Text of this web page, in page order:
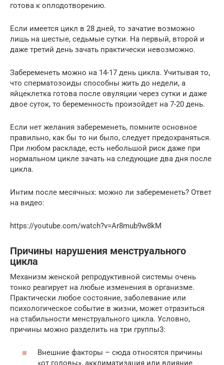
готова к оплодотворению.
Если имеется цикл в 28 дней, то зачатие возможно
лишь на шестые, седьмые сутки. На первый, второй и
даже третий день зачать практически невозможно.
Забеременеть можно на 14-17 день цикла. Учитывая то,
что сперматозоиды способны жить до недели, а
яйцеклетка готова после овуляции через сутки и даже
двое суток, то беременность произойдет на 7-20 день.
Если нет желания забеременеть, помните основное
правильно, как бы то ни было, следует предохраняться.
При любом раскладе, есть небольшой риск даже при
нормальном цикле зачать на следующие два дня после
цикла.
Интим после месячных: можно ли забеременеть? Ответ
на видео:
https://youtube.com/watch?v=Ar8mub9w8kM
Причины нарушения менструального
цикла
Механизм женской репродуктивной системы очень
тонко реагирует на любые изменения в организме.
Практически любое состояние, заболевание или
психологическое событие в жизни, может отразиться
на стабильности менструального цикла. Условно,
причины можно разделить на три группы3:
Внешние факторы – сюда относятся причины
«от головы», акклиматизация или влияние